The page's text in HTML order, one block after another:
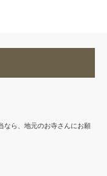
なら、地元のお寺さんにお願